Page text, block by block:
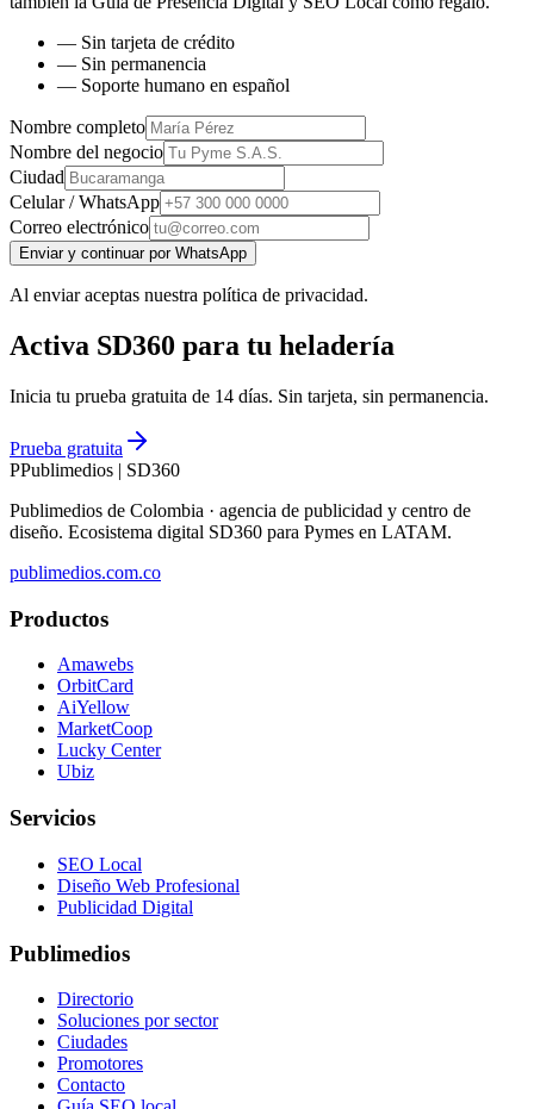
— Sin tarjeta de crédito
— Sin permanencia
— Soporte humano en español
Nombre completo
Nombre del negocio
Ciudad
Celular / WhatsApp
Correo electrónico
Enviar y continuar por WhatsApp
Al enviar aceptas nuestra política de privacidad.
Activa SD360 para tu heladería
Inicia tu prueba gratuita de 14 días. Sin tarjeta, sin permanencia.
Prueba gratuita
PPublimedios | SD360
Publimedios de Colombia · agencia de publicidad y centro de
diseño. Ecosistema digital SD360 para Pymes en LATAM.
publimedios.com.co
Productos
Amawebs
OrbitCard
AiYellow
MarketCoop
Lucky Center
Ubiz
Servicios
SEO Local
Diseño Web Profesional
Publicidad Digital
Publimedios
Directorio
Soluciones por sector
Ciudades
Promotores
Contacto